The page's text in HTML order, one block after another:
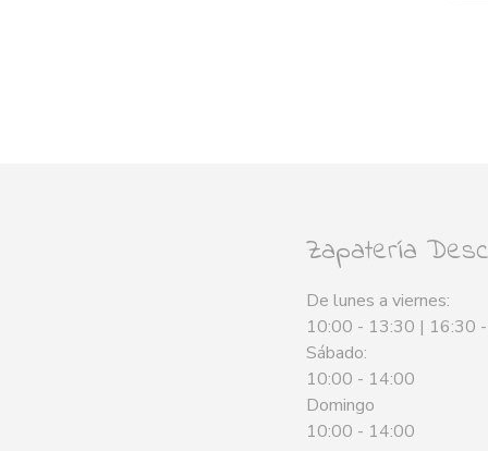
Zapatería
De lunes a viernes:
10:00 - 13:30 | 16:30
Sábado:
10:00 - 14:00
Domingo
10:00 - 14:00